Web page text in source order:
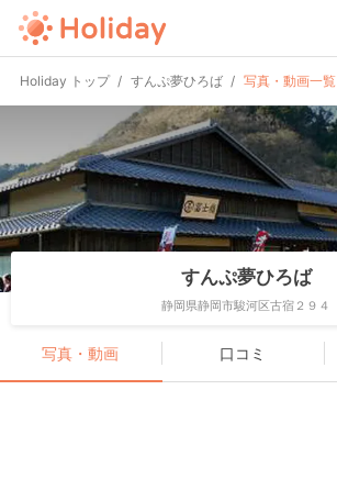
Holiday トップ すんぷ夢ひろば 写真・動画一覧
すんぷ夢ひろば
静岡県静岡市駿河区古宿２９４
写真・動画 口コミ